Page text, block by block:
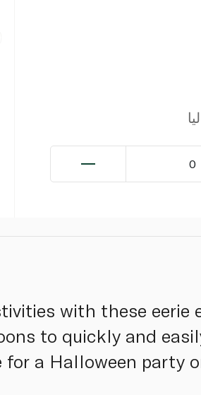
0
with these eerie
to quickly and
for a Halloween party